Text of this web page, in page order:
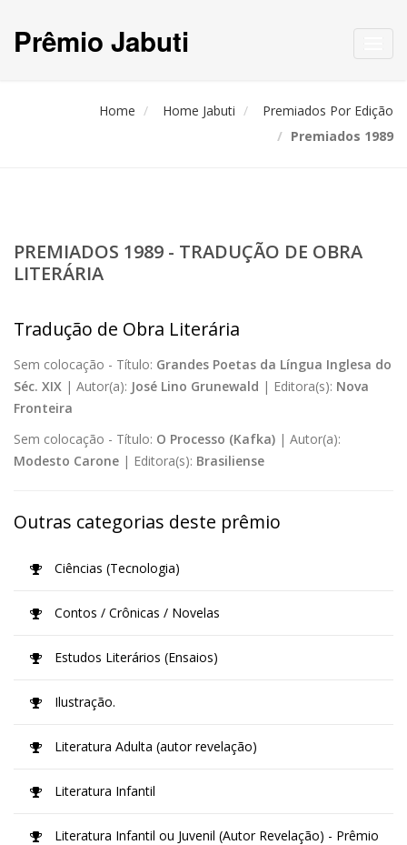
Prêmio Jabuti
Home Home Jabuti
Premiados Por Edição
Premiados 1989
PREMIADOS 1989 - TRADUÇÃO DE OBRA
LITERÁRIA
Tradução de Obra Literária
Sem colocação - Título: Grandes Poetas da Língua Inglesa do
Séc. XIX | Autor(a): José Lino Grunewald | Editora(s): Nova
Fronteira
Sem colocação - Título: O Processo (Kafka) | Autor(a):
Modesto Carone | Editora(s): Brasiliense
Outras categorias deste prêmio
Ciências (Tecnologia)
Contos / Crônicas / Novelas
Estudos Literários (Ensaios)
Ilustração.
Literatura Adulta (autor revelação)
Literatura Infantil
Literatura Infantil ou Juvenil (Autor Revelação) - Prêmio